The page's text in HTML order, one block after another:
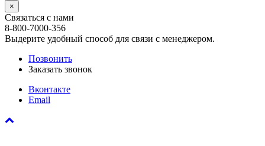
×
Связаться с нами
8-800-7000-356
Выдерите удобный способ для связи с менеджером.
Позвонить
Заказать звонок
Вконтакте
Email